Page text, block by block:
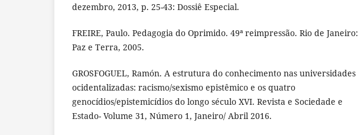
dezembro, 2013, p. 25-43: Dossiê Especial.
FREIRE, Paulo. Pedagogia do Oprimido. 49ª reimpressão. Rio de Janeiro:
Paz e Terra, 2005.
GROSFOGUEL, Ramón. A estrutura do conhecimento nas universidades
ocidentalizadas: racismo/sexismo epistêmico e os quatro
genocídios/epistemicídios do longo século XVI. Revista e Sociedade e
Estado- Volume 31, Número 1, Janeiro/ Abril 2016.